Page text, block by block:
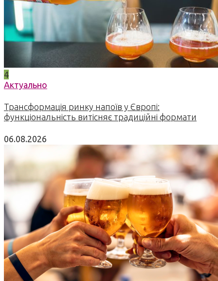
4
Актуально
Трансформація ринку напоїв у Європі:
функціональність витісняє традиційні формати
06.08.2026